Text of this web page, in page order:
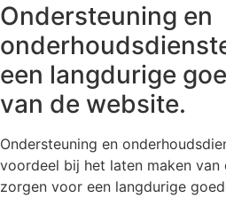
Ondersteuning en
een langdurige
van de website.
Ondersteuning en
voordeel bij het laten maken
zorgen voor een langdurige